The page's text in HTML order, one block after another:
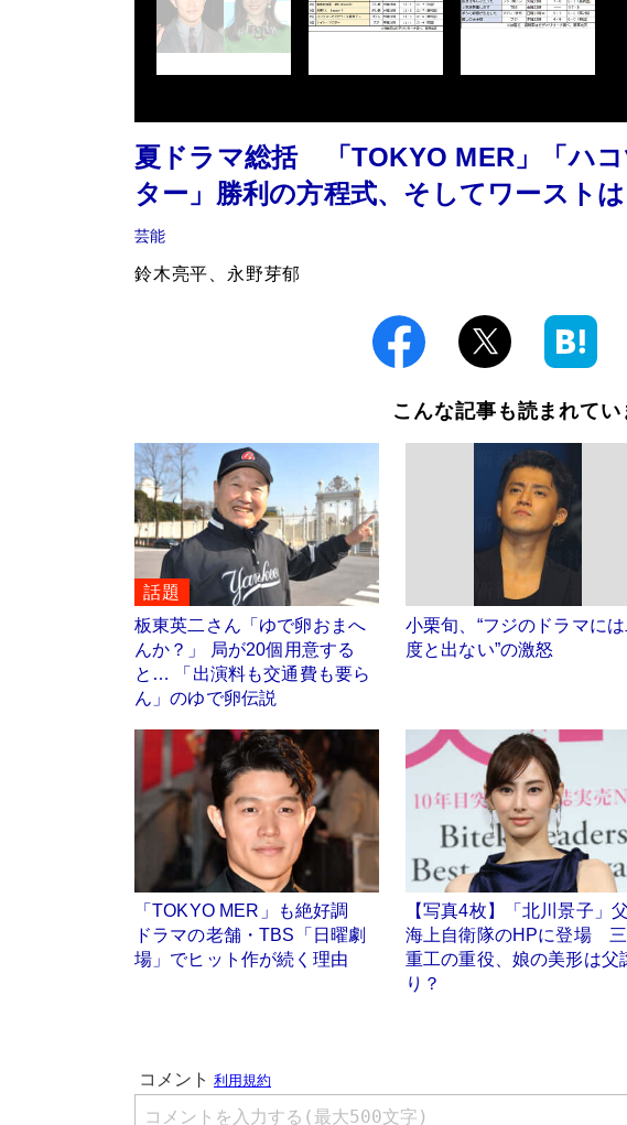
夏ドラマ総括 「TOKYO MER」「ハ
ター」勝利の方程式、そしてワーストは
芸能
鈴木亮平、永野芽郁
こんな記事も読まれてい
話題
板東英二さん「ゆで卵おまへ
んか？」 局が20個用意する
と… 「出演料も交通費も要ら
ん」のゆで卵伝説
小栗旬、“フジのドラマには
度と出ない”の激怒
「TOKYO MER」も絶好調
ドラマの老舗・TBS「日曜劇
場」でヒット作が続く理由
【写真4枚】「北川景子」
海上自衛隊のHPに登場
重工の重役、娘の美形は父
り？